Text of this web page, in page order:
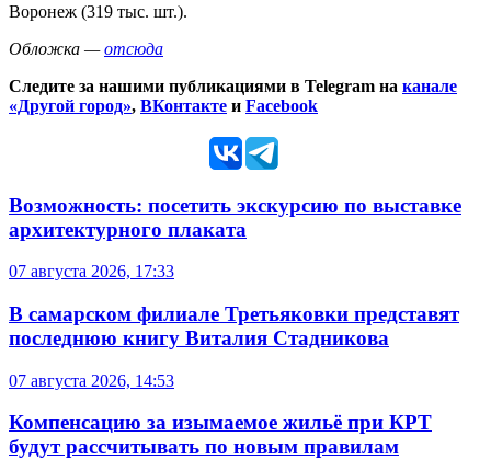
Воронеж (319 тыс. шт.).
Обложка —отсюда
Следите за нашими публикациями в Telegram на канале
«Другой город», ВКонтакте и Facebook
Возможность: посетить экскурсию по выставке
архитектурного плаката
07 августа 2026, 17:33
В самарском филиале Третьяковки представят
последнюю книгу Виталия Стадникова
07 августа 2026, 14:53
Компенсацию за изымаемое жильё при КРТ
будут рассчитывать по новым правилам